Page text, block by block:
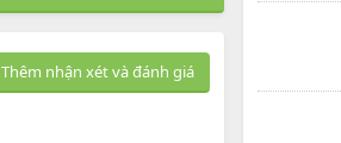
Thêm nhận xét và đánh giá